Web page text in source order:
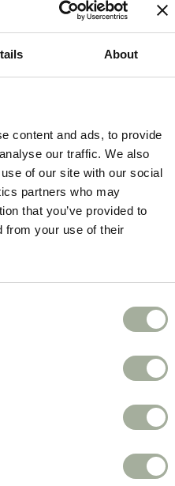
About
content and ads, to provide
our traffic. We also
of our site with our social
partners who may
that you’ve provided to
from your use of their
voor gebruik
mens, dier en
op een vriendelijke
en niet mogen komen.
Pest Stay Away
afleren
op meubels of
ruimtes.
gebruik.
chemicaliën en is